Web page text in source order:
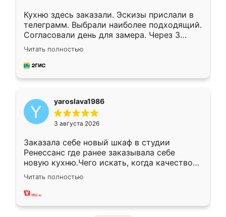
Кухню здесь заказали. Эскизы прислали в
телеграмм. Выбрали наиболее подходящий.
Согласовали день для замера. Через 3
недели кухня была уже готова. Остались
довольны работой. Спасибо Ренессанс
мебель за качественную работу!
Читать полностью
yaroslava1986
3 августа 2026
Заказала себе новый шкаф в студии
Ренессанс где ранее заказывала себе
новую кухню.Чего искать, когда качеством
вполне довольна. Служит кухня уже почти
два года, нареканий нет.
Читать полностью